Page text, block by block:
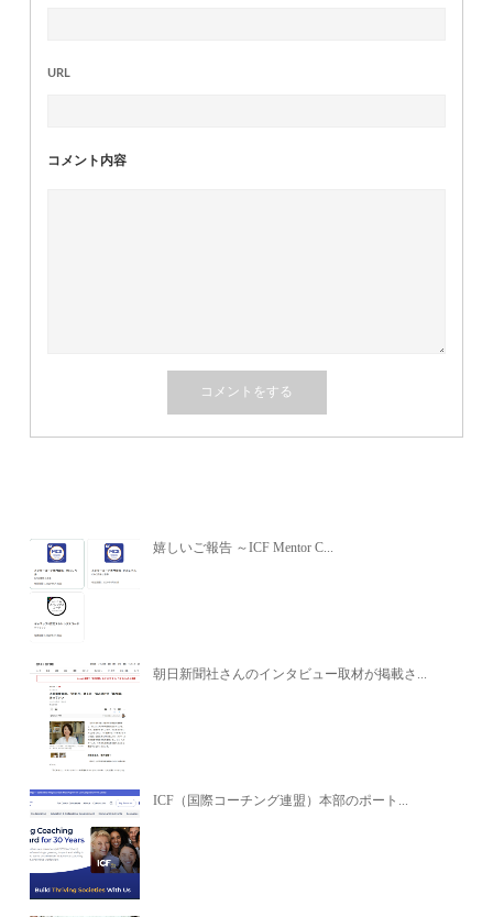
URL
コメント内容
嬉しいご報告 ～ICF Mentor C...
朝日新聞社さんのインタビュー取材が掲載さ...
ICF（国際コーチング連盟）本部のポート...